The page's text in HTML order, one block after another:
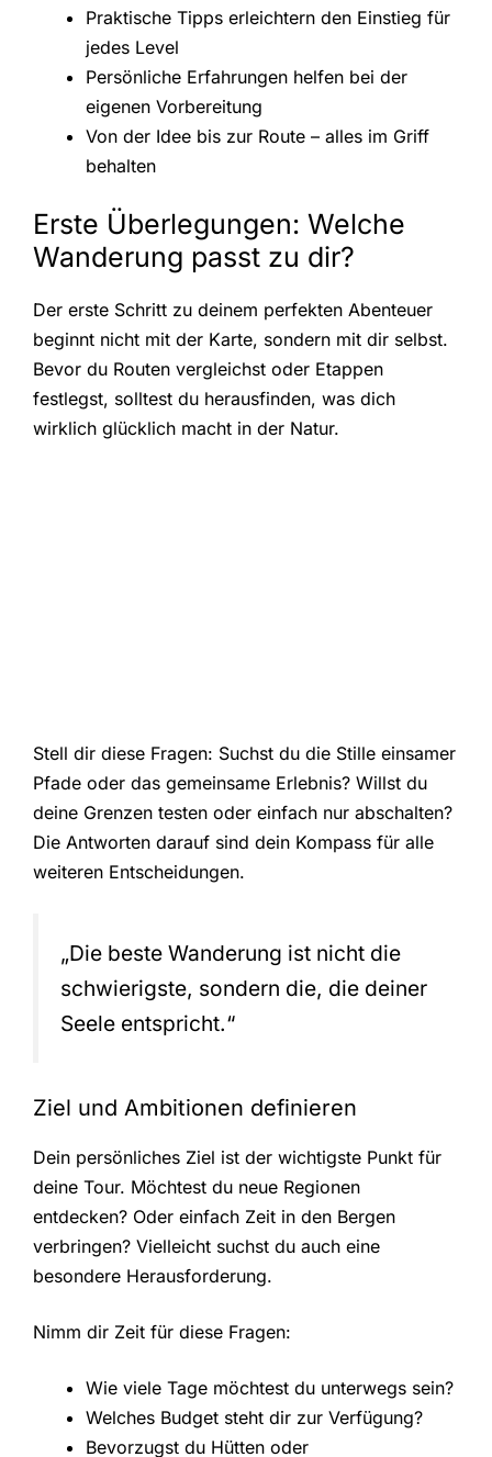
Praktische Tipps erleichtern den Einstieg für
jedes Level
Persönliche Erfahrungen helfen bei der
eigenen Vorbereitung
Von der Idee bis zur Route – alles im Griff
behalten
Erste Überlegungen: Welche
Wanderung passt zu dir?
Der erste Schritt zu deinem perfekten Abenteuer
beginnt nicht mit der Karte, sondern mit dir selbst.
Bevor du Routen vergleichst oder Etappen
festlegst, solltest du herausfinden, was dich
wirklich glücklich macht in der Natur.
Stell dir diese Fragen: Suchst du die Stille einsamer
Pfade oder das gemeinsame Erlebnis? Willst du
deine Grenzen testen oder einfach nur abschalten?
Die Antworten darauf sind dein Kompass für alle
weiteren Entscheidungen.
„Die beste Wanderung ist nicht die
schwierigste, sondern die, die deiner
Seele entspricht.“
Ziel und Ambitionen definieren
Dein persönliches Ziel ist der wichtigste Punkt für
deine Tour. Möchtest du neue Regionen
entdecken? Oder einfach Zeit in den Bergen
verbringen? Vielleicht suchst du auch eine
besondere Herausforderung.
Nimm dir Zeit für diese Fragen:
Wie viele Tage möchtest du unterwegs sein?
Welches Budget steht dir zur Verfügung?
Bevorzugst du Hütten oder